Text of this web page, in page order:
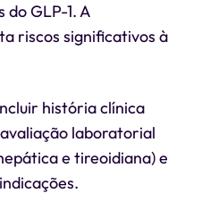
GLP-1. A
riscos significativos à
história clínica
laboratorial
e tireoidiana) e